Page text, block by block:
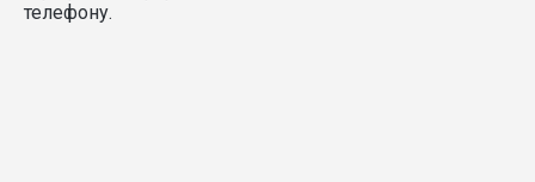
телефону.